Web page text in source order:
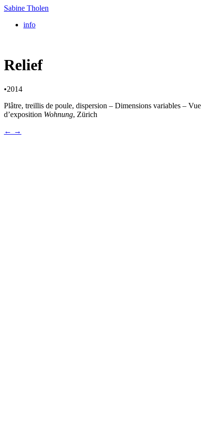
Sabine Tholen
info
Relief
•2014
Plâtre, treillis de poule, dispersion – Dimensions variables – Vue
d’exposition Wohnung, Zürich
← →